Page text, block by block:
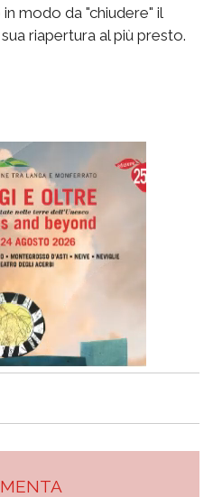
modo da "chiudere" il
riapertura al più presto.